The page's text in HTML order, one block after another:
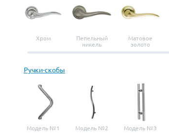
Хром
Пепельный
никель
Матовое
золото
Ручки-скобы
Модель №1 Модель №2 Модель №3